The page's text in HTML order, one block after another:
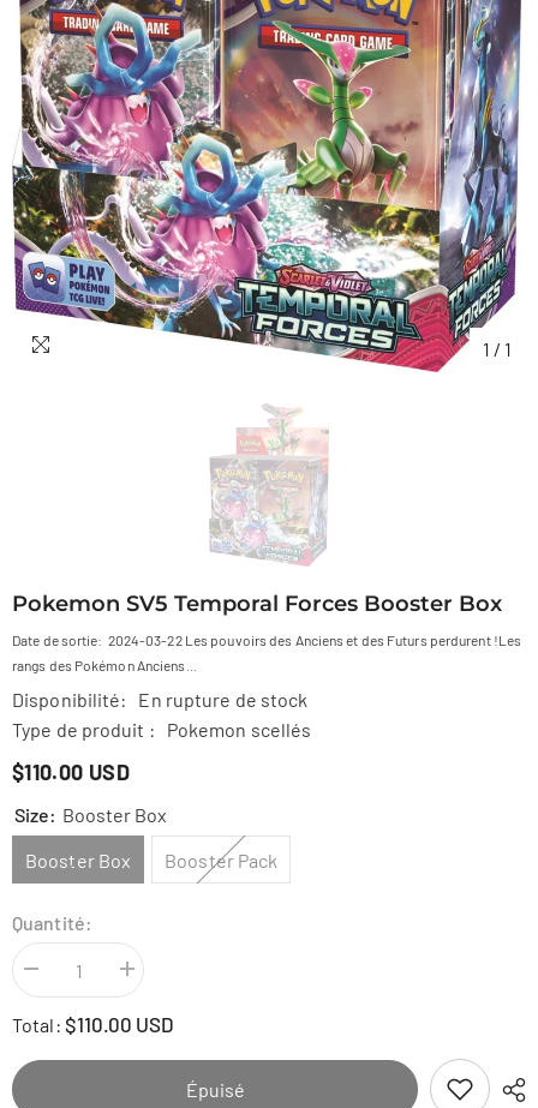
1 / 1
Pokemon SV5 Temporal Forces Booster Box
Date de sortie: 2024-03-22 Les pouvoirs des Anciens et des Futurs perdurent !Les
rangs des Pokémon Anciens...
Disponibilité:
En rupture de stock
Type de produit :
Pokemon scellés
$110.00 USD
Size: Booster Box
Booster Box
Booster Pack
Quantité:
Diminuer
la
quantité
pour
SV5
Augmenter
pour
Temporal
Total: $110.00 USD
Épuisé